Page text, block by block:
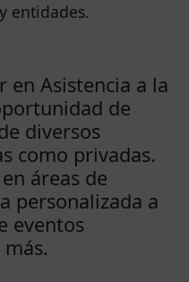
entidades.
en Asistencia a la
de
diversos
como privadas.
áreas de
personalizada a
eventos